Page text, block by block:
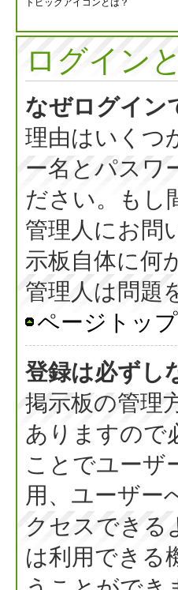
トピックアイコンとは？
ログイン
なぜログイン
理由はいくつ
ー名とパスワ
ださい。もし
管理人にお問
示板自体に何
管理人は問題
ページトップ
登録は必ずし
掲示板の管理
ありますので
ことでユーザ
用、ユーザー
クセスできる
は利用できる